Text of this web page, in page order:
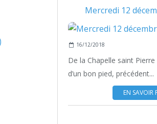
Mercredi 12
16/12/2018
De la Chapelle saint
d’un bon pied, précédent...
EN SAVOIR